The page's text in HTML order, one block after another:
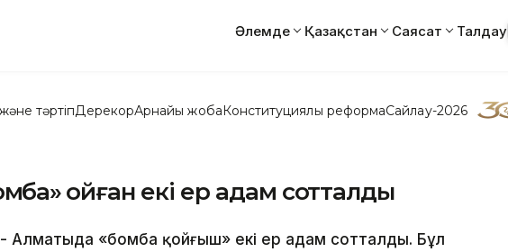
Әлемде Қазақстан Саясат Талдау
тәртіпДерекқорАрнайы жобаКонституциялық реформаСайлау-2026
қойған екі ер адам сотталды
Алматыда «бомба қойғыш» екі ер адам сотталды. Бұл